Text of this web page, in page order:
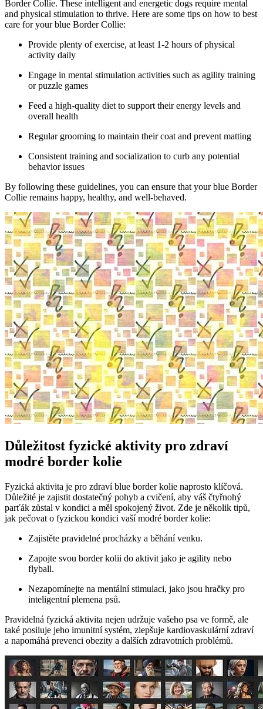
Border Collie. These intelligent and energetic dogs require mental
and physical stimulation to thrive. Here are some tips on how to best
care for your blue Border Collie:
Provide plenty of exercise, at least 1-2 hours of physical
activity daily
Engage in mental stimulation activities such as agility training
or puzzle games
Feed a high-quality diet to support their energy levels and
overall health
Regular grooming to maintain their coat and prevent matting
Consistent training and socialization to curb any potential
behavior issues
By following these guidelines, you can ensure that your blue Border
Collie remains happy, healthy, and well-behaved.
Důležitost fyzické aktivity pro zdraví
modré border kolie
Fyzická aktivita je pro zdraví blue border kolie naprosto klíčová.
Důležité je zajistit dostatečný pohyb a cvičení, aby váš čtyřnohý
parťák zůstal v kondici a měl spokojený život. Zde je několik tipů,
jak pečovat o fyzickou kondici vaší modré border kolie:
Zajistěte pravidelné procházky a běhání venku.
Zapojte svou border kolii do aktivit jako je agility nebo
flyball.
Nezapomínejte na mentální stimulaci, jako jsou hračky pro
inteligentní plemena psů.
Pravidelná fyzická aktivita nejen udržuje vašeho psa ve formě, ale
také posiluje jeho imunitní systém, zlepšuje kardiovaskulární zdraví
a napomáhá prevenci obezity a dalších zdravotních problémů.